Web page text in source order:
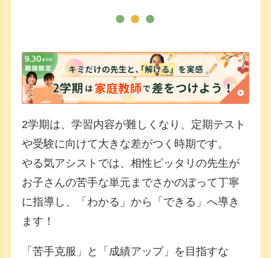
2学期は、学習内容が難しくなり、定期テスト
や受験に向けて大きな差がつく時期です。
やる気アシストでは、相性ピッタリの先生が
お子さんの苦手な単元までさかのぼって丁寧
に指導し、「わかる」から「できる」へ導き
ます！
「苦手克服」と「成績アップ」を目指すな